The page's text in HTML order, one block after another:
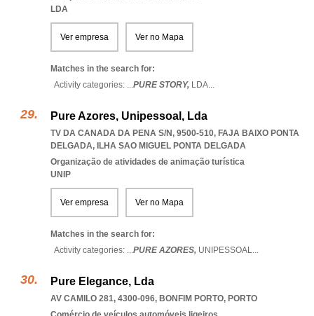
LDA
Ver empresa Ver no Mapa
Matches in the search for:
Activity categories: ...PURE STORY, LDA...
Pure Azores, Unipessoal, Lda
TV DA CANADA DA PENA S/N, 9500-510, FAJA BAIXO PONTA
DELGADA, ILHA SAO MIGUEL PONTA DELGADA
Organização de atividades de animação turística
UNIP
Ver empresa Ver no Mapa
Matches in the search for:
Activity categories: ...PURE AZORES, UNIPESSOAL...
Pure Elegance, Lda
AV CAMILO 281, 4300-096, BONFIM PORTO, PORTO